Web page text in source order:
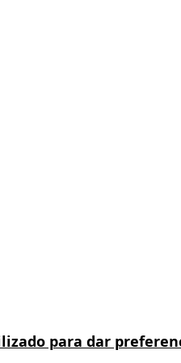
para dar